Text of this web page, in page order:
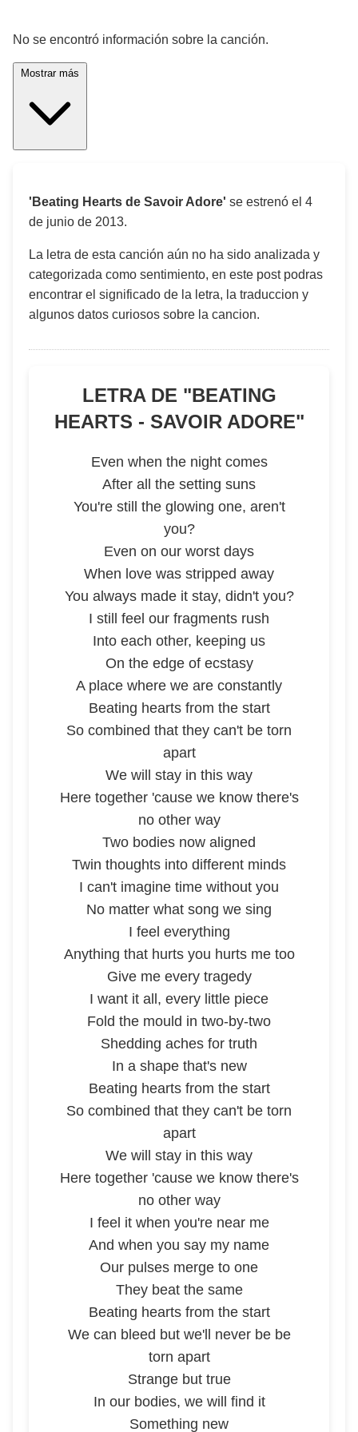
No se encontró información sobre la canción.
'Beating Hearts de Savoir Adore' se estrenó el 4
de junio de 2013.
La letra de esta canción aún no ha sido analizada y
categorizada como sentimiento, en este post podras
encontrar el significado de la letra, la traduccion y
algunos datos curiosos sobre la cancion.
LETRA DE "BEATING
HEARTS - SAVOIR ADORE"
Even when the night comes
After all the setting suns
You're still the glowing one, aren't
you?
Even on our worst days
When love was stripped away
You always made it stay, didn't you?
I still feel our fragments rush
Into each other, keeping us
On the edge of ecstasy
A place where we are constantly
Beating hearts from the start
So combined that they can't be torn
apart
We will stay in this way
Here together 'cause we know there's
no other way
Two bodies now aligned
Twin thoughts into different minds
I can't imagine time without you
No matter what song we sing
I feel everything
Anything that hurts you hurts me too
Give me every tragedy
I want it all, every little piece
Fold the mould in two-by-two
Shedding aches for truth
In a shape that's new
Beating hearts from the start
So combined that they can't be torn
apart
We will stay in this way
Here together 'cause we know there's
no other way
I feel it when you're near me
And when you say my name
Our pulses merge to one
They beat the same
Beating hearts from the start
We can bleed but we'll never be be
torn apart
Strange but true
In our bodies, we will find it
Something new